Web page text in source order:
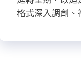
格式深入調劑、